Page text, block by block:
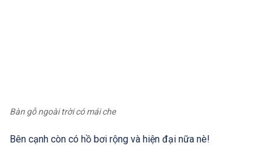
Bàn gỗ ngoài trời có mái che
Bên cạnh còn có hồ bơi rộng và hiện đại nữa nè!